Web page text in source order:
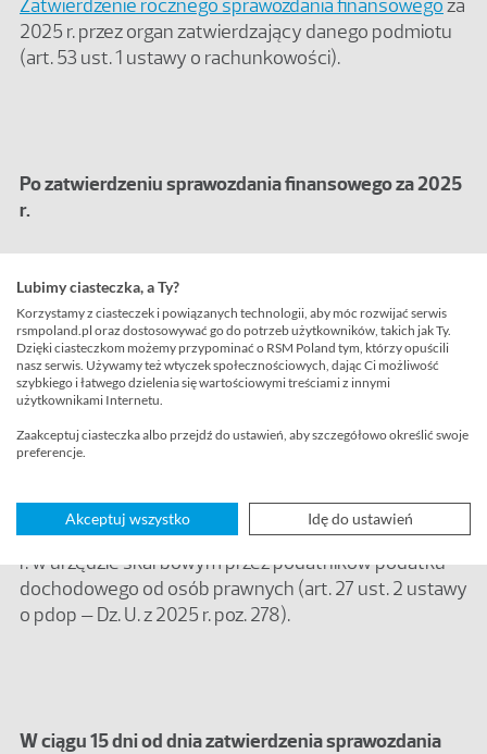
Zatwierdzenie rocznego sprawozdania finansowegoza
2025 r. przez organ zatwierdzający danego podmiotu
(art. 53 ust. 1 ustawy o rachunkowości).
Po zatwierdzeniu sprawozdania finansowego za 2025
r.
Podział lub pokrycie wyniku finansowego za 2025 r.
(art. 53 ust. 3 i 4 ustawy o rachunkowości).
W ciągu 15 dni od dnia zatwierdzenia sprawozdania
finansowego za 2025 r.
Złożenie rocznego sprawozdania finansowego za 2025
r. w urzędzie skarbowym przez podatników podatku
dochodowego od osób prawnych (art. 27 ust. 2 ustawy
o pdop – Dz. U. z 2025 r. poz. 278).
W ciągu 15 dni od dnia zatwierdzenia sprawozdania
Lubimy ciasteczka, a Ty?
Korzystamy z ciasteczek i powiązanych technologii, aby móc rozwijać serwis
rsmpoland.pl oraz dostosowywać go do potrzeb użytkowników, takich jak Ty.
Dzięki ciasteczkom możemy przypominać o RSM Poland tym, którzy opuścili
nasz serwis. Używamy też wtyczek społecznościowych, dając Ci możliwość
szybkiego i łatwego dzielenia się wartościowymi treściami z innymi
użytkownikami Internetu.
Zaakceptuj ciasteczka albo przejdź do ustawień, aby szczegółowo określić swoje
preferencje.
Akceptuj wszystko Idę do ustawień